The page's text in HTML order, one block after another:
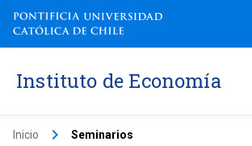
Instituto de Economía
Inicio keyboard_arrow_right Seminarios